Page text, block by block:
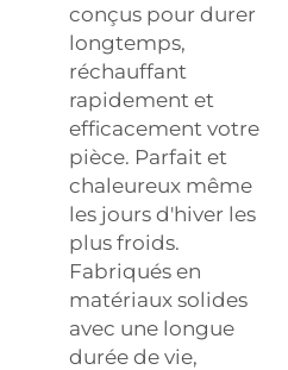
conçus pour durer
longtemps,
réchauffant
rapidement et
efficacement votre
pièce. Parfait et
chaleureux même
les jours d'hiver les
plus froids.
Fabriqués en
matériaux solides
avec une longue
durée de vie,